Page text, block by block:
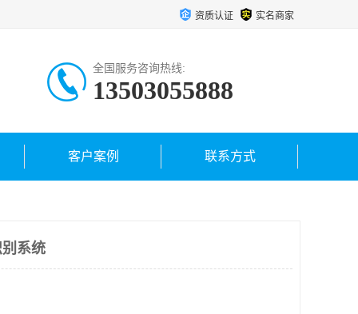
资质认证 实名商家
全国服务咨询热线:
13503055888
客户案例 联系方式
系统